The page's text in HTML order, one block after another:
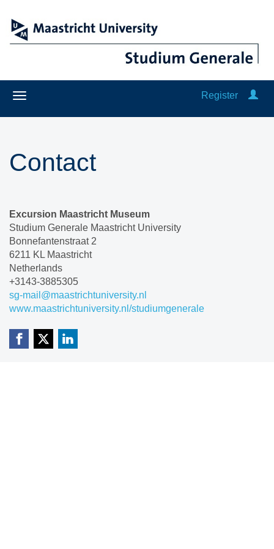
Register
Contact
Excursion Maastricht Museum
Studium Generale Maastricht University
Bonnefantenstraat 2
6211 KL Maastricht
Netherlands
+3143-3885305
sg-mail@maastrichtuniversity.nl
www.maastrichtuniversity.nl/studiumgenerale